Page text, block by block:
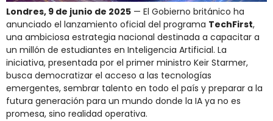
Londres, 9 de junio de 2025 — El Gobierno británico ha
anunciado el lanzamiento oficial del programa TechFirst,
una ambiciosa estrategia nacional destinada a capacitar a
un millón de estudiantes en Inteligencia Artificial. La
iniciativa, presentada por el primer ministro Keir Starmer,
busca democratizar el acceso a las tecnologías
emergentes, sembrar talento en todo el país y preparar a la
futura generación para un mundo donde la IA ya no es
promesa, sino realidad operativa.